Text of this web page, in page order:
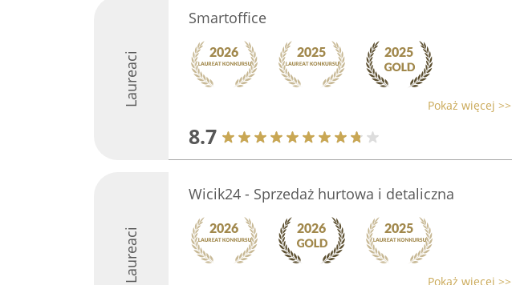
Laureaci
Smartoffice
Pokaż więcej >>
8.7
Laureaci
Wicik24 - Sprzedaż hurtowa i detaliczna
Pokaż więcej >>